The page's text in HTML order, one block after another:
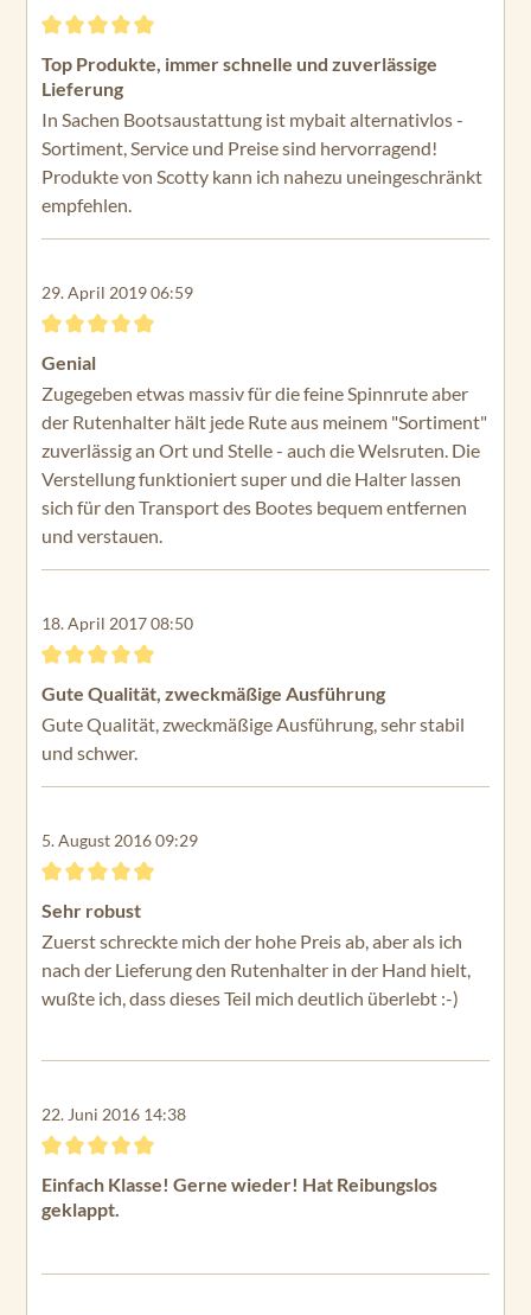
Bewertung mit 5 von 5 Sternen
Top Produkte, immer schnelle und zuverlässige
Lieferung
In Sachen Bootsaustattung ist mybait alternativlos -
Sortiment, Service und Preise sind hervorragend!
Produkte von Scotty kann ich nahezu uneingeschränkt
empfehlen.
29. April 2019 06:59
Bewertung mit 5 von 5 Sternen
Genial
Zugegeben etwas massiv für die feine Spinnrute aber
der Rutenhalter hält jede Rute aus meinem "Sortiment"
zuverlässig an Ort und Stelle - auch die Welsruten. Die
Verstellung funktioniert super und die Halter lassen
sich für den Transport des Bootes bequem entfernen
und verstauen.
18. April 2017 08:50
Bewertung mit 5 von 5 Sternen
Gute Qualität, zweckmäßige Ausführung
Gute Qualität, zweckmäßige Ausführung, sehr stabil
und schwer.
5. August 2016 09:29
Bewertung mit 5 von 5 Sternen
Sehr robust
Zuerst schreckte mich der hohe Preis ab, aber als ich
nach der Lieferung den Rutenhalter in der Hand hielt,
wußte ich, dass dieses Teil mich deutlich überlebt :-)
22. Juni 2016 14:38
Bewertung mit 5 von 5 Sternen
Einfach Klasse! Gerne wieder! Hat Reibungslos
geklappt.